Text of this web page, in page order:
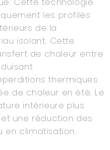
les profilés
de la
isolant. Cette
de chaleur entre
thermiques
de chaleur en été. Le
intérieure plus
une réduction des
en climatisation.